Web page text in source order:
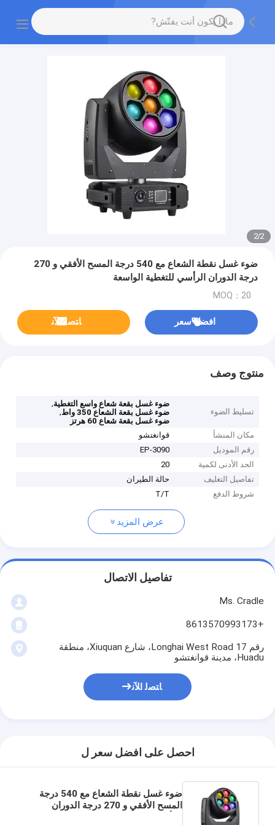
2
/
2
ضوء غسل نقطة الشعاع مع 540 درجة المسح الأفقي و 270
درجة الدوران الرأسي للتغطية الواسعة
MOQ：20
افضل سعر ﺎﺘﺼﻟ ﺍﻶﻧ
منتوج وصف
تسليط الضوء
ضوء غسل بقعة شعاع واسع التغطية,
ضوء غسل بقعة الشعاع 350 واط
,
ضوء غسل بقعة شعاع 60 هرتز
مكان المنشأ
قوانغتشو
رقم الموديل
EP-3090
الحد الأدنى لكمية
20
تفاصيل التغليف
حالة الطيران
شروط الدفع
T/T
عرض المزيد
تفاصيل الاتصال
Ms. Cradle
+8613570993173
رقم 17 Longhai West Road، شارع Xiuquan، منطقة
Huadu، مدينة قوانغتشو
ﺎﺘﺼﻟ ﺍﻶﻧ
احصل على افضل سعر ل
ضوء غسل نقطة الشعاع مع 540 درجة
المسح الأفقي و 270 درجة الدوران